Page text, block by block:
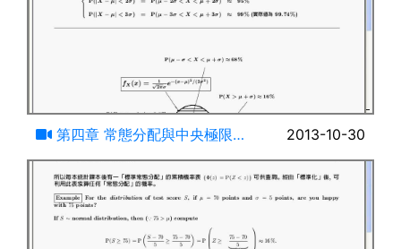
第四章 常態分配與中央極限定
理(二)
2013-10-30